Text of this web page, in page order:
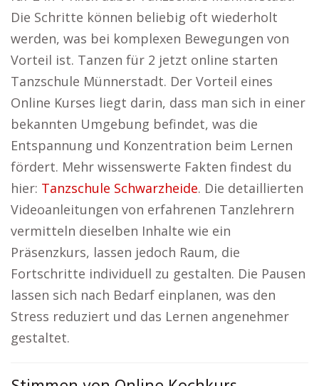
Die Schritte können beliebig oft wiederholt
werden, was bei komplexen Bewegungen von
Vorteil ist. Tanzen für 2 jetzt online starten
Tanzschule Münnerstadt. Der Vorteil eines
Online Kurses liegt darin, dass man sich in einer
bekannten Umgebung befindet, was die
Entspannung und Konzentration beim Lernen
fördert. Mehr wissenswerte Fakten findest du
hier: Tanzschule Schwarzheide. Die detaillierten
Videoanleitungen von erfahrenen Tanzlehrern
vermitteln dieselben Inhalte wie ein
Präsenzkurs, lassen jedoch Raum, die
Fortschritte individuell zu gestalten. Die Pausen
lassen sich nach Bedarf einplanen, was den
Stress reduziert und das Lernen angenehmer
gestaltet.